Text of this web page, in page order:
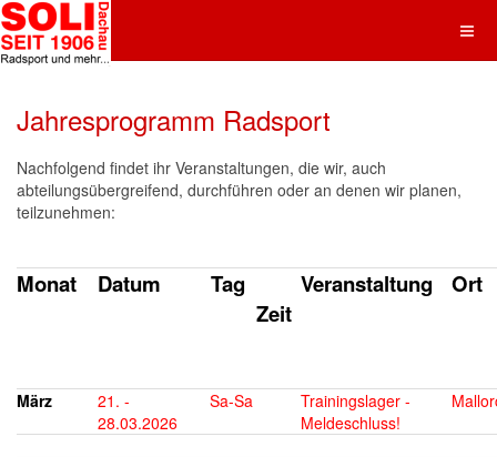
Jahresprogramm Radsport
Nachfolgend findet ihr Veranstaltungen, die wir, auch
abteilungsübergreifend, durchführen oder an denen wir planen,
teilzunehmen:
Monat Datum
Tag
Zeit
Veranstaltung Ort
März
21. -
28.03.2026
Sa-Sa
Trainingslager -
Meldeschluss!